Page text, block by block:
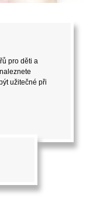
pro děti a
užitečné při